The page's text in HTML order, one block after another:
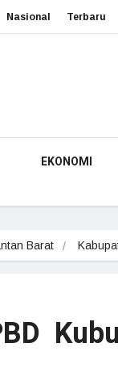
Nasional Terbaru
EKONOMI
Barat